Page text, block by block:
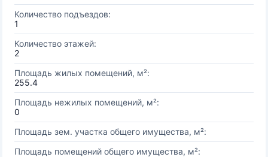
Количество подъездов:
1
Количество этажей:
2
Площадь жилых помещений, м²:
255.4
Площадь нежилых помещений, м²:
0
Площадь зем. участка общего имущества, м²:
Площадь помещений общего имущества, м²: